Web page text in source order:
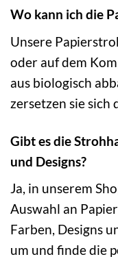
Wo kann ich die
Unsere
oder auf dem
aus biologisch
zersetzen sie sich
Gibt es die
und Designs?
Ja, in unserem
Auswahl an
Farben, Designs
um und finde die